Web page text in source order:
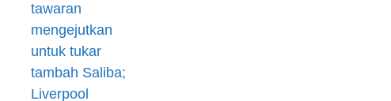
tawaran
mengejutkan
untuk tukar
tambah Saliba;
Liverpool